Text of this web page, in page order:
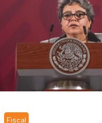
Fiscal